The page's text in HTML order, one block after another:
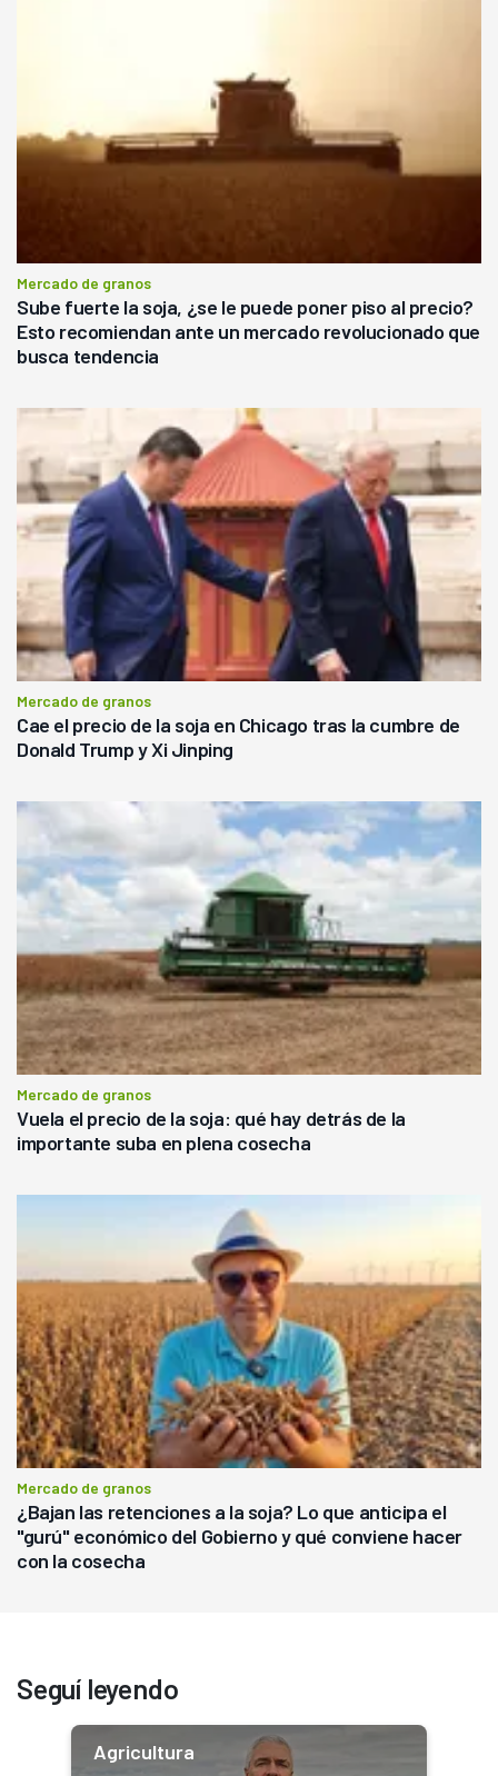
Mercado de granos
Sube fuerte la soja, ¿se le puede poner piso al precio?
Esto recomiendan ante un mercado revolucionado que
busca tendencia
Mercado de granos
Cae el precio de la soja en Chicago tras la cumbre de
Donald Trump y Xi Jinping
Mercado de granos
Vuela el precio de la soja: qué hay detrás de la
importante suba en plena cosecha
Mercado de granos
¿Bajan las retenciones a la soja? Lo que anticipa el
"gurú" económico del Gobierno y qué conviene hacer
con la cosecha
Seguí leyendo
Agricultura